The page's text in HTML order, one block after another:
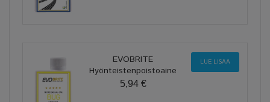
EVOBRITE
Hyönteistenpoistoaine
5,94 €
LUE LISÄÄ